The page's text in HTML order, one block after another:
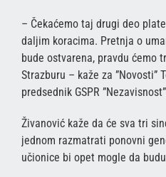
– Čekaćemo taj drugi deo
daljim koracima. Pretnja o
bude ostvarena, pravdu ćemo
Strazburu – kaže za ”Novosti”
predsednik GSPR
Živanović kaže da će sva tri
jednom razmatrati ponovni
učionice bi opet mogle da